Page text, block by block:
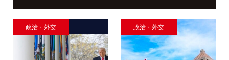
政治・外交 政治・外交